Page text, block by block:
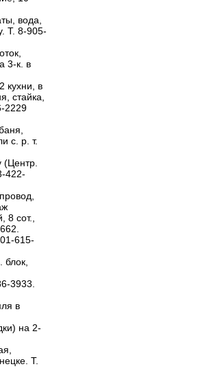
вода,
Т. 8-905-
3-к. в
кухни, в
стайка,
2229
с. р. т.
(Центр.
422-
8 сот.,
615-
3933.
в
на 2-
Т.